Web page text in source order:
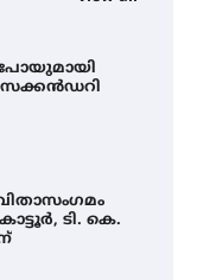
ടി. കെ.